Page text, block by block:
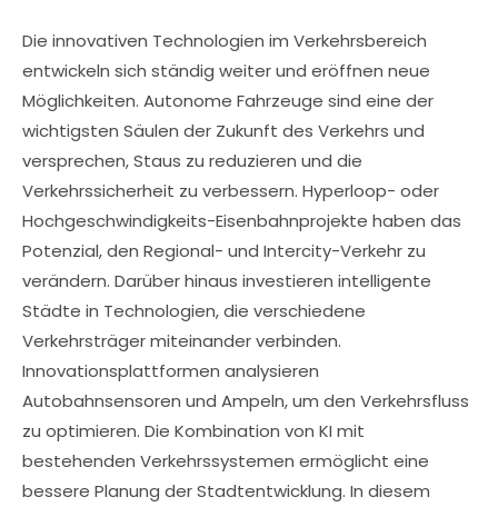
Die innovativen Technologien im Verkehrsbereich
entwickeln sich ständig weiter und eröffnen neue
Möglichkeiten. Autonome Fahrzeuge sind eine der
wichtigsten Säulen der Zukunft des Verkehrs und
versprechen, Staus zu reduzieren und die
Verkehrssicherheit zu verbessern. Hyperloop- oder
Hochgeschwindigkeits-Eisenbahnprojekte haben das
Potenzial, den Regional- und Intercity-Verkehr zu
verändern. Darüber hinaus investieren intelligente
Städte in Technologien, die verschiedene
Verkehrsträger miteinander verbinden.
Innovationsplattformen analysieren
Autobahnsensoren und Ampeln, um den Verkehrsfluss
zu optimieren. Die Kombination von KI mit
bestehenden Verkehrssystemen ermöglicht eine
bessere Planung der Stadtentwicklung. In diesem